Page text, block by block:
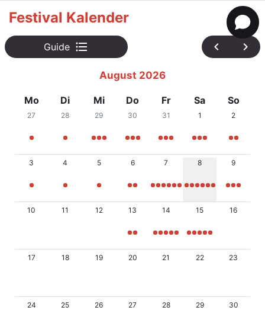
Festival Kalender
Guide format_list_bulleted chevron_left chevron_right
August 2026
Mo Di Mi Do Fr Sa So
27 28 29 30 31 1 2
3 4 5 6 7 8 9
10 11 12 13 14 15 16
17 18 19 20 21 22 23
24 25 26 27 28 29 30